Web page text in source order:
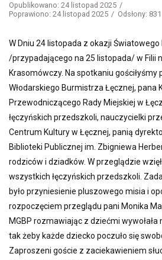
Opublikowano: 24 listopad 2025
Poprawiono: 24 listopad 2025
Odsłony: 831
W Dniu 24 listopada z okazji
/przypadającego na 25 listopada/ w Filii
Krasomówczy. Na spotkaniu gościłyśmy
Włodarskiego Burmistrza Łęcznej,
Przewodniczącego Rady Miejskiej w
łęczyńskich przedszkoli, nauczycielki
Centrum Kultury w Łęcznej, panią
Biblioteki Publicznej im. Zbigniewa
rodziców i dziadków. W przeglądzie
wszystkich łęczyńskich przedszkoli.
było przyniesienie pluszowego misia i
rozpoczęciem przeglądu pani Monika
MGBP rozmawiając z dziećmi
tak żeby każde dziecko poczuło się
Zaproszeni goście z zaciekawieniem